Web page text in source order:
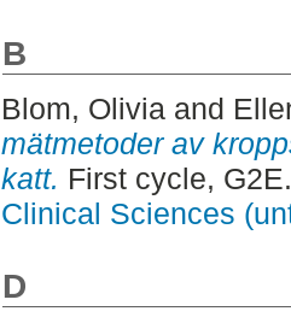
B
Blom, Oliviaand
mätmetoder av
katt. First cycle,
Clinical Sciences
D